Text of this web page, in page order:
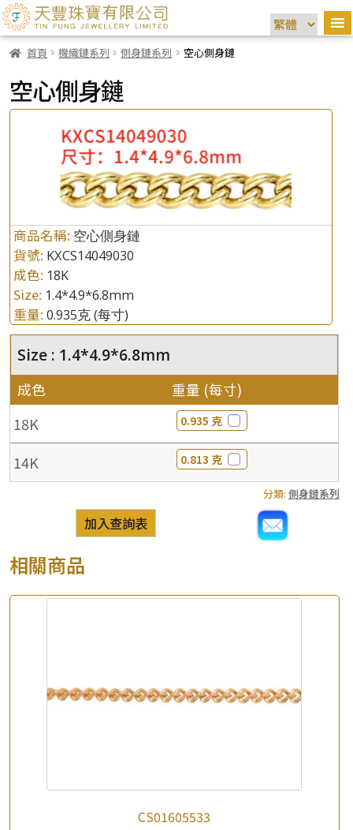
首頁 機織鏈系列 側身鏈系列 空心側身鏈
空心側身鏈
商品名稱: 空心側身鏈
貨號: KXCS14049030
成色: 18K
Size: 1.4*4.9*6.8mm
重量: 0.935克(每寸)
Size : 1.4*4.9*6.8mm
成色 重量 (每寸)
18K 0.935 克
14K 0.813 克
分類: 側身鏈系列
加入查詢表
相關商品
CS01605533